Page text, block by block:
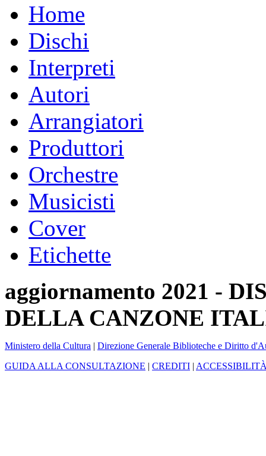
Home
Dischi
Interpreti
Autori
Arrangiatori
Produttori
Orchestre
Musicisti
Cover
Etichette
aggiornamento 2021 -
DELLA CANZONE
Ministero della Cultura | Direzione Generale Biblioteche e Diritto
GUIDA ALLA CONSULTAZIONE | CREDITI |